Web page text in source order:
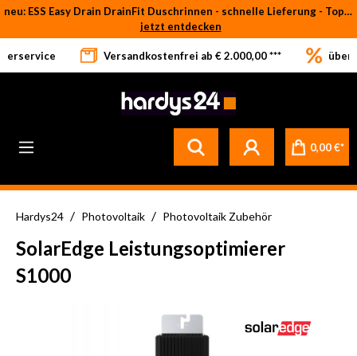
Zum Hauptinhalt springen
neu: ESS Easy Drain DrainFit Duschrinnen - schnelle Lieferung - Top-Preise
jetzt entdecken
Versandkostenfrei ab € 2.000,00 *** über
0,00 €*
Hardys24 / Photovoltaik / Photovoltaik Zubehör
SolarEdge Leistungsoptimierer
S1000